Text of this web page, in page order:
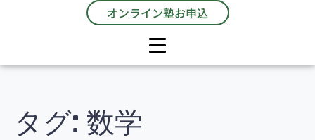
オンライン塾お申込
タグ: 数学